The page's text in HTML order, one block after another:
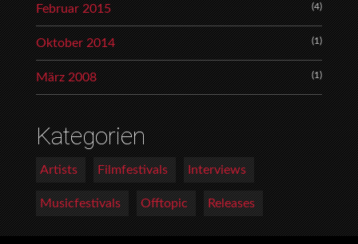
Februar 2015 (4)
Oktober 2014 (1)
März 2008 (1)
Kategorien
Artists Filmfestivals Interviews
Musicfestivals Offtopic Releases